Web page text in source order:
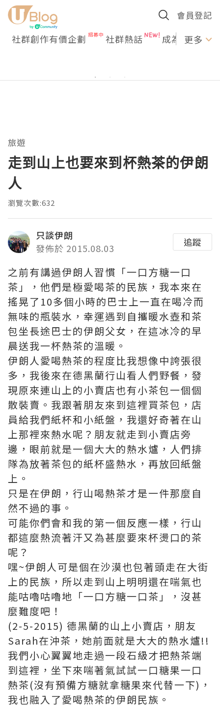
會員登記
社群創作有價企劃 社群熱話 成為U更多
旅遊
走到山上也要來到杯熱茶的伊朗
人
瀏覽次數:632
只談伊朗
發佈於 2015.08.03
追蹤
之前有講過伊朗人習慣「一口方糖一口
茶」，他們是極愛喝茶的民族，我本來在
搖晃了10多個小時的巴士上一直在喝冷而
無味的瓶裝水，幸運遇到自攜暖水壺和茶
包坐長途巴士的伊朗父女，在這冰冷的早
晨送我一杯熱茶的溫暖。
伊朗人愛喝熱茶的程度比我想像中誇張很
多，我後來在德黑蘭行山看人們野餐，發
現原來連山上的小賣店也有小茶包一個個
散裝賣。我跟著朋友來到這裡買茶包，店
員給我們紙杯和小紙盤，我還好奇著在山
上那裡來熱水呢？朋友就走到小賣店旁
邊，眼前就是一個大大的熱水爐，人們排
隊為放著茶包的紙杯盛熱水，再放回紙盤
上。
只是在伊朗，行山喝熱茶才是一件那麼自
然不過的事。
可能你們會和我的第一個反應一樣，行山
都這麼熱流著汗又為甚麼要來杯燙口的茶
呢？
嘿~伊朗人可是個在沙漠也包著頭走在大街
上的民族，所以走到山上明明還在喘氣也
能咕嚕咕嚕地「一口方糖一口茶」，沒甚
麼難度吧！
(2-5-2015) 德黑蘭的山上小賣店，朋友
Sarah在沖茶，她前面就是大大的熱水爐!!
我們小心翼翼地走過一段石級才把熱茶端
到這裡，坐下來喘著氣試試一口糖果一口
熱茶(沒有預備方糖就拿糖果來代替一下)，
我也融入了愛喝熱茶的伊朗民族。